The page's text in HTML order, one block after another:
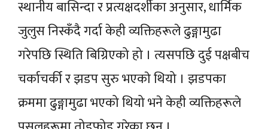
स्थानीय बासिन्दा र प्रत्यक्षदर्शीका अनुसार, धार्मिक
जुलुस निस्कँदै गर्दा केही व्यक्तिहरूलेढुङ्गामुढा
गरेपछि स्थिति बिग्रिएको हो । त्यसपछि दुई पक्षबीच
चर्काचर्की र झडप सुरुभएकाेथियो । झडपका
क्रममाढुङ्गामुढाभएको थियो भने केही व्यक्तिहरूले